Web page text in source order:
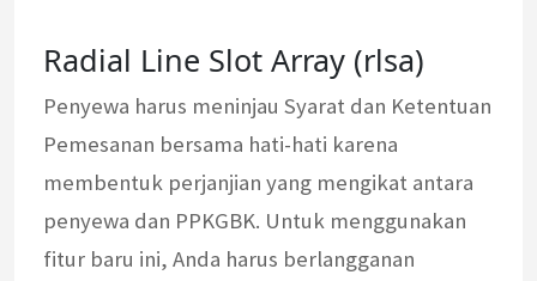
Radial Line Slot Array (rlsa)
Penyewa harus meninjau Syarat dan Ketentuan
Pemesanan bersama hati-hati karena
membentuk perjanjian yang mengikat antara
penyewa dan PPKGBK. Untuk menggunakan
fitur baru ini, Anda harus berlangganan